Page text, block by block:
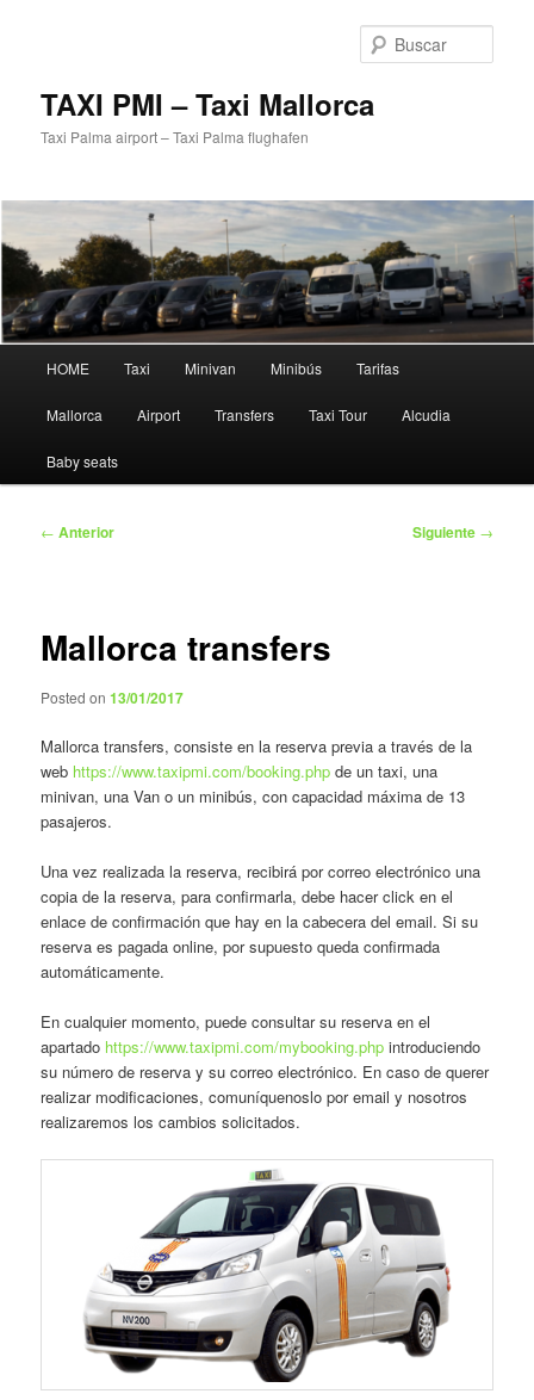
TAXI PMI – Taxi Mallorca
Taxi Palma airport – Taxi Palma flughafen
principal
HOME Taxi Minivan Minibús Tarifas
Mallorca Airport Transfers Taxi Tour Alcudia
Baby seats
Navegación
← Anterior Siguiente →
Mallorca transfers
Posted on13/01/2017
Mallorca transfers, consiste en la reserva previa a través de la
web https://www.taxipmi.com/booking.phpde un taxi, una
minivan, una Van o un minibús, con capacidad máxima de 13
pasajeros.
Una vez realizada la reserva, recibirá por correo electrónico una
copia de la reserva, para confirmarla, debe hacer click en el
enlace de confirmación que hay en la cabecera del email. Si su
reserva es pagada online, por supuesto queda confirmada
automáticamente.
En cualquier momento, puede consultar su reserva en el
apartado https://www.taxipmi.com/mybooking.php introduciendo
su número de reserva y su correo electrónico. En caso de querer
realizar modificaciones, comuníquenoslo por email y nosotros
realizaremos los cambios solicitados.